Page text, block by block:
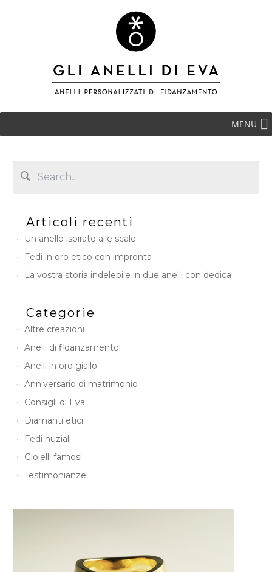
MENU
Articoli recenti
Un anello ispirato alle scale
Fedi in oro etico con impronta
La vostra storia indelebile in due anelli con dedica
Categorie
Altre creazioni
Anelli di fidanzamento
Anelli in oro giallo
Anniversario di matrimonio
Consigli di Eva
Diamanti etici
Fedi nuziali
Gioielli famosi
Testimonianze